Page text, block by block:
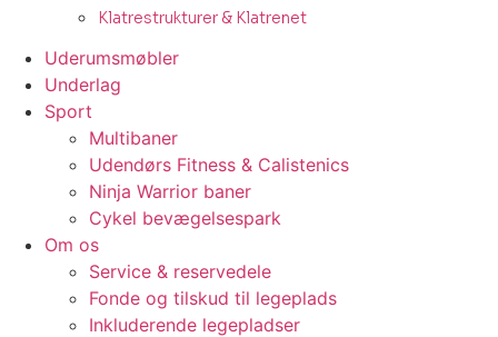
Klatrestrukturer & Klatrenet
Uderumsmøbler
Underlag
Sport
Multibaner
Udendørs Fitness & Calistenics
Ninja Warrior baner
Cykel bevægelsespark
Om os
Service & reservedele
Fonde og tilskud til legeplads
Inkluderende legepladser